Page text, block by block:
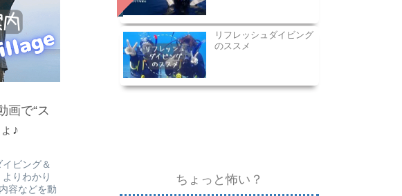
画で“ス
♪
ビング＆
りわかり
容などを動
リフレッシュダイビング
のススメ
ちょっと怖い？